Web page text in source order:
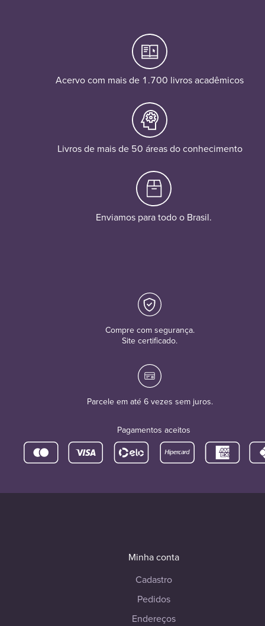
Acervo com mais de 1.700 livros acadêmicos
Livros de mais de 50 áreas do conhecimento
Enviamos para todo o Brasil.
Compre com segurança.
Site certificado.
Parcele em até 6 vezes sem juros.
Pagamentos aceitos
Minha conta
Cadastro
Pedidos
Endereços